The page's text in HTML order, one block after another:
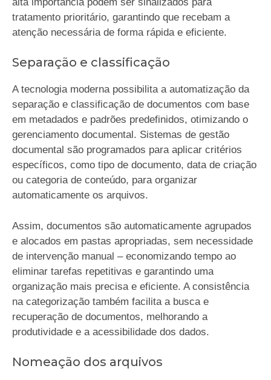
tratamento prioritário, garantindo que recebam a
atenção necessária de forma rápida e eficiente.
Separação e classificação
A tecnologia moderna possibilita a automatização da
separação e classificação de documentos com base
em metadados e padrões predefinidos, otimizando o
gerenciamento documental. Sistemas de gestão
documental são programados para aplicar critérios
específicos, como tipo de documento, data de criação
ou categoria de conteúdo, para organizar
automaticamente os arquivos.
Assim, documentos são automaticamente agrupados
e alocados em pastas apropriadas, sem necessidade
de intervenção manual – economizando tempo ao
eliminar tarefas repetitivas e garantindo uma
organização mais precisa e eficiente. A consistência
na categorização também facilita a busca e
recuperação de documentos, melhorando a
produtividade e a acessibilidade dos dados.
Nomeação dos arquivos